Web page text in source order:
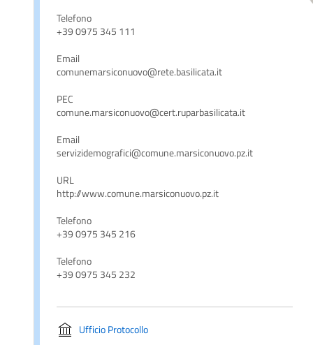
Telefono
+39 0975 345 111
Email
comunemarsiconuovo@rete.basilicata.it
PEC
comune.marsiconuovo@cert.ruparbasilicata.it
Email
servizidemografici@comune.marsiconuovo.pz.it
URL
http://www.comune.marsiconuovo.pz.it
Telefono
+39 0975 345 216
Telefono
+39 0975 345 232
Ufficio Protocollo